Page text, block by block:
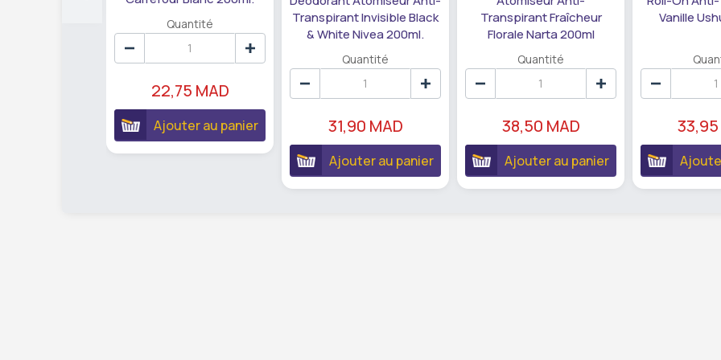
Quantité
22,75 MAD
Ajouter au panier
Transpirant Invisible Black
& White Nivea 200ml.
Quantité
31,90 MAD
Ajouter au panier
Transpirant Fraîcheur
Florale Narta 200ml
Quantité
38,50 MAD
Ajouter au panier
Vanille
33,95